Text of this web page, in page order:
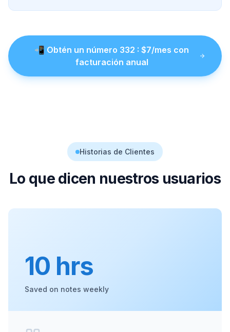
📲 Obtén un número 332 : $7/mes con
facturación anual
Historias de Clientes
Lo que dicen nuestros usuarios
10 hrs
Saved on notes weekly